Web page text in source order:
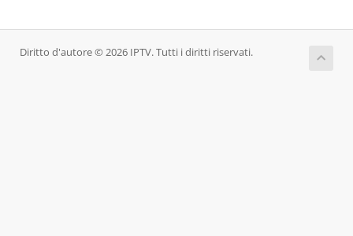
Diritto d'autore © 2026 IPTV. Tutti i diritti riservati.